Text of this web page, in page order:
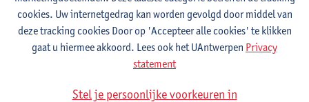
Contact
Stadscampus
Venusstraat 23
cookies. Uw internetgedrag kan worden gevolgd door middel van
deze tracking cookies Door op 'Accepteer alle cookies' te klikken
gaat u hiermee akkoord. Lees ook het UAntwerpen Privacy
statement
Stel je persoonlijke voorkeuren in